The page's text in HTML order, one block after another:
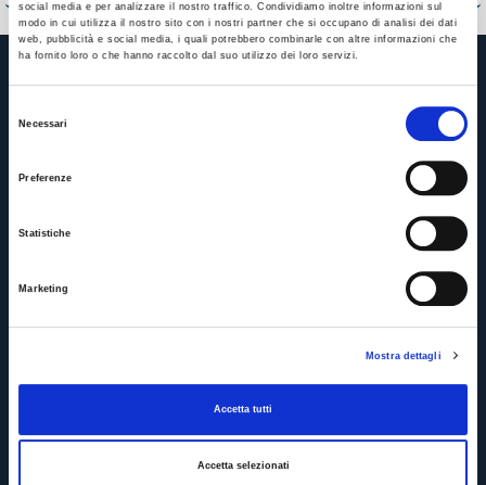
social media e per analizzare il nostro traffico. Condividiamo inoltre informazioni sul
modo in cui utilizza il nostro sito con i nostri partner che si occupano di analisi dei dati
web, pubblicità e social media, i quali potrebbero combinarle con altre informazioni che
ha fornito loro o che hanno raccolto dal suo utilizzo dei loro servizi.
Necessari
Preferenze
Statistiche
Marketing
Mostra dettagli
Accetta tutti
Accetta selezionati
Servizi per gli enti
Partners